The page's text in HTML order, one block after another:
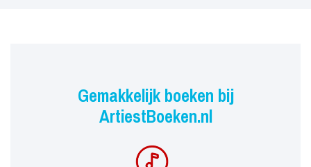
Gemakkelijk boeken bij
ArtiestBoeken.nl